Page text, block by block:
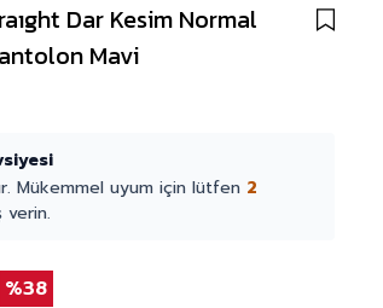
Dar Kesim Normal
Mavi
Mükemmel uyum için lütfen 2
verin.
38